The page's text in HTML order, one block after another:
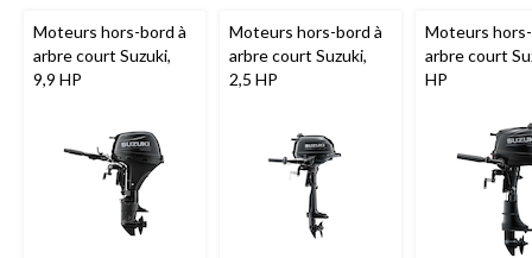
Moteurs hors-bord à
arbre court Suzuki,
9,9 HP
Moteurs hors-bord à
arbre court Suzuki,
2,5 HP
Moteurs
arbre court
HP